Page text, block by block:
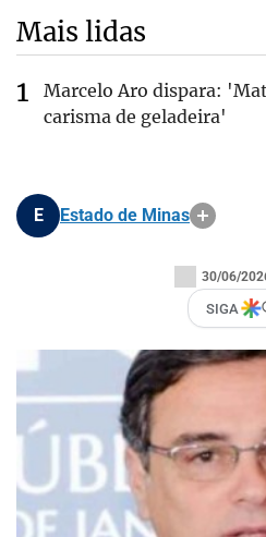
Mais lidas
Marcelo Aro dispara:
carisma de geladeira'
E Estado de Minas
30/06/
SIGA